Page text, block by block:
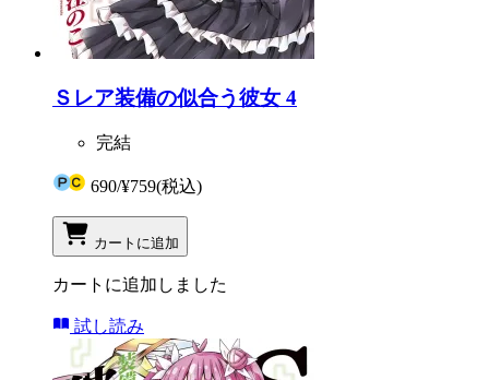
Ｓレア装備の似合う彼女 4
完結
690/¥759(税込)
カートに追加
カートに追加しました
試し読み